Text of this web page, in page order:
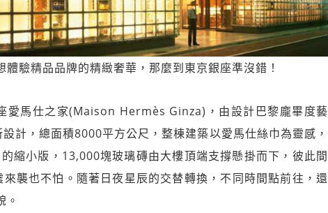
驗精品品牌的精緻奢華，那麼到東京銀座準沒錯！
愛馬仕之家(Maison Hermès Ginza)，由設計巴黎龐畢度藝
計，總面積8000平方公尺，整棟建築以愛馬仕絲巾為靈感，
縮小版，13,000塊玻璃磚由大樓頂端支撐懸掛而下，彼此間
襲也不怕。隨著日夜星辰的交替轉換，不同時間點前往，還
。